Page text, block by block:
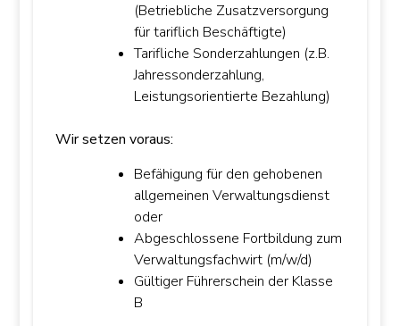
(Betriebliche Zusatzversorgung
für tariflich Beschäftigte)
Tarifliche Sonderzahlungen (z.B.
Jahressonderzahlung,
Leistungsorientierte Bezahlung)
Wir setzen voraus:
Befähigung für den gehobenen
allgemeinen Verwaltungsdienst
oder
Abgeschlossene Fortbildung zum
Verwaltungsfachwirt (m/w/d)
Gültiger Führerschein der Klasse
B